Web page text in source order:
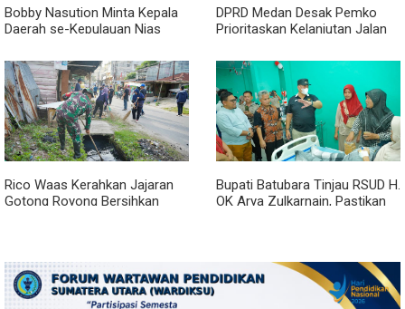
Bobby Nasution Minta Kepala
Daerah se-Kepulauan Nias
DPRD Medan Desak Pemko
Prioritaskan Kelanjutan Jalan
Mangkrak
Rico Waas Kerahkan Jajaran
Gotong Royong Bersihkan
Bupati Batubara Tinjau RSUD H.
OK Arya Zulkarnain, Pastikan